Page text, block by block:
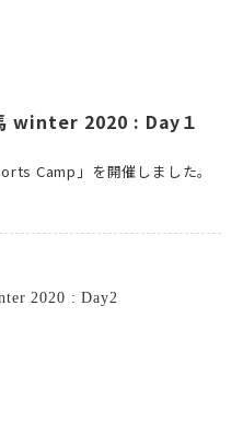
winter 2020 : Day１
Camp」を開催しました。